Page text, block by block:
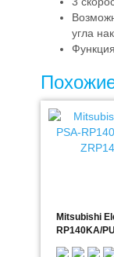
угла
Mitsubishi
RP140KA/